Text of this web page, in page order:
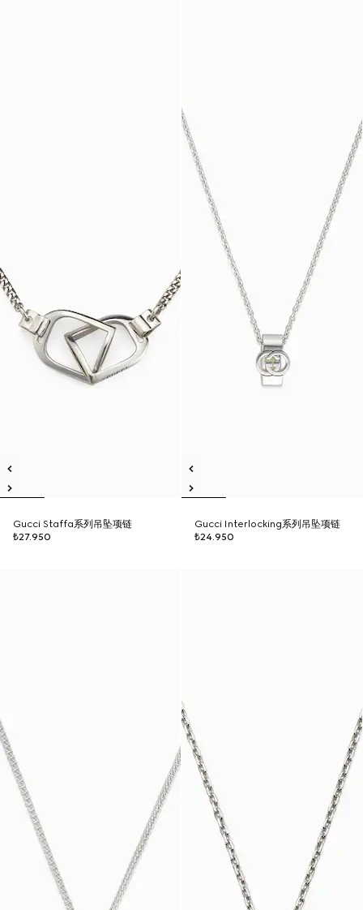
Gucci Staffa系列吊坠项链
₺27.950
Gucci Interlocking系列吊坠项链
₺24.950